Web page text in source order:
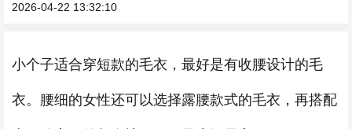
2026-04-22 13:32:10
小个子适合穿短款的毛衣，最好是有收腰设计的毛
衣。腰细的女性还可以选择露腰款式的毛衣，再搭配